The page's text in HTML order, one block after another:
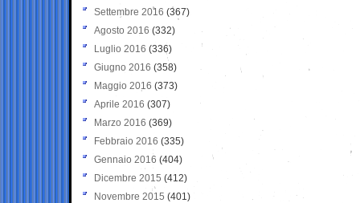
Settembre 2016 (367)
Agosto 2016 (332)
Luglio 2016 (336)
Giugno 2016 (358)
Maggio 2016 (373)
Aprile 2016 (307)
Marzo 2016 (369)
Febbraio 2016 (335)
Gennaio 2016 (404)
Dicembre 2015 (412)
Novembre 2015 (401)